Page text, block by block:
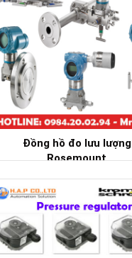
Đồng hồ đo lưu lượng
Rosemount